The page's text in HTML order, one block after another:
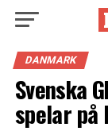
DANMARK
Svenska
spelar på